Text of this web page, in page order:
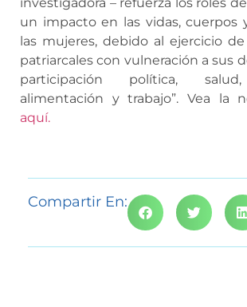
un impacto en las vidas, cuerpos
las mujeres, debido al ejercicio
patriarcales con vulneración a sus
participación política,
alimentación y trabajo”. Vea la
aquí.
Compartir En: